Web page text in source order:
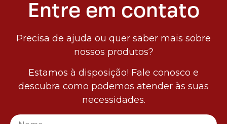
Entre em contato
Precisa de ajuda ou quer saber mais sobre
nossos produtos?
Estamos à disposição! Fale conosco e
descubra como podemos atender às suas
necessidades.